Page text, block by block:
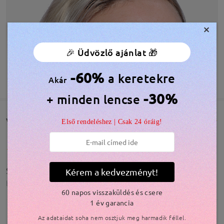
TOVÁBBIAK MEGJELENÍTÉSE
Vásárlói vélemények(1346)
Szuper!
by Nóra onApr 22 , 2026
×
🎉 Üdvözlő ajánlat 🎁
Akár -60% a keretekre
+ minden lencse -30%
Első rendeléshez | Csak 24 óráig!
Kérem a kedvezményt!
60 napos visszaküldés és csere
1 év garancia
Az adataidat soha nem osztjuk meg harmadik féllel.